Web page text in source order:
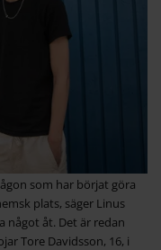
som har börjat göra
plats, säger Linus
något åt. Det är redan
Tore Davidsson, 16, i